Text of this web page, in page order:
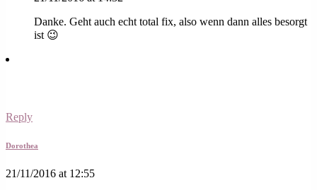
Danke. Geht auch echt total fix, also wenn dann alles besorgt
ist 😉
Reply
Dorothea
21/11/2016 at 12:55